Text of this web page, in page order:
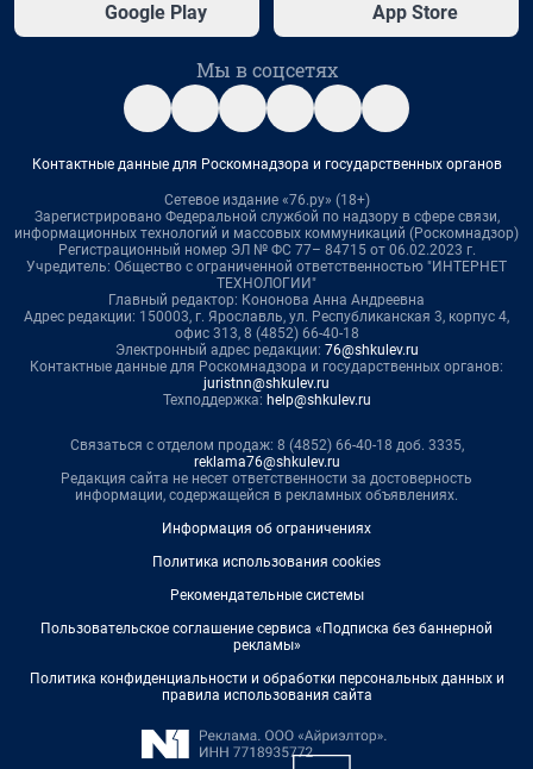
Google Play App Store
Мы в соцсетях
Контактные данные для Роскомнадзора и государственных органов
Сетевое издание «76.ру» (18+)
Зарегистрировано Федеральной службой по надзору в сфере связи,
информационных технологий и массовых коммуникаций (Роскомнадзор)
Регистрационный номер ЭЛ № ФС 77– 84715 от 06.02.2023 г.
Учредитель: Общество с ограниченной ответственностью "ИНТЕРНЕТ
ТЕХНОЛОГИИ"
Главный редактор: Кононова Анна Андреевна
Адрес редакции: 150003, г. Ярославль, ул. Республиканская 3, корпус 4,
офис 313, 8 (4852) 66-40-18
Электронный адрес редакции: 76@shkulev.ru
Контактные данные для Роскомнадзора и государственных органов:
juristnn@shkulev.ru
Техподдержка: help@shkulev.ru
Связаться с отделом продаж: 8 (4852) 66-40-18 доб. 3335,
reklama76@shkulev.ru
Редакция сайта не несет ответственности за достоверность
информации, содержащейся в рекламных объявлениях.
Информация об ограничениях
Политика использования cookies
Рекомендательные системы
Пользовательское соглашение сервиса «Подписка без баннерной
рекламы»
Политика конфиденциальности и обработки персональных данных и
правила использования сайта